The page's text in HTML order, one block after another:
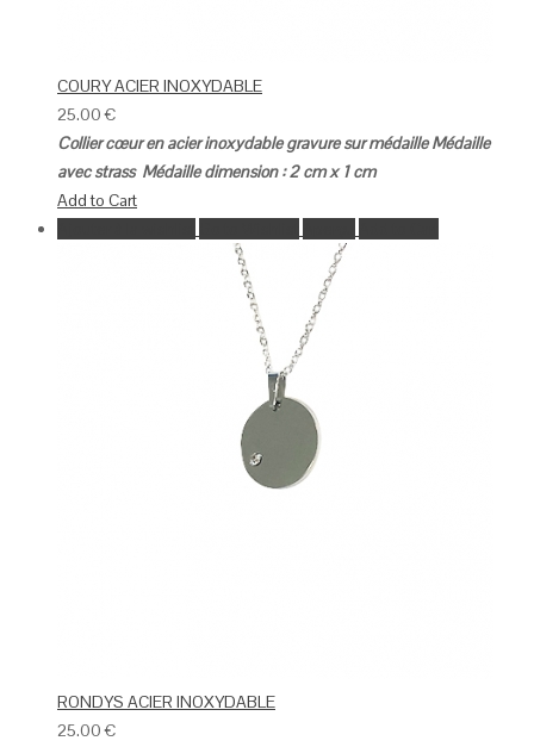
COURY ACIER INOXYDABLE
25.00€
Collier cœur en acier inoxydable gravure sur médailleMédaille
avec strass Médaille dimension : 2 cm x 1 cm
Add to Cart
RONDYS ACIER INOXYDABLE
25.00€